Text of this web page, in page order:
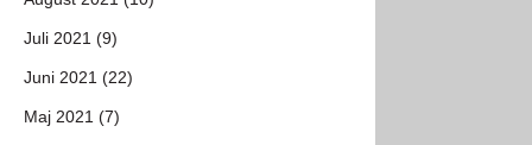
Juli 2021 (9)
Juni 2021 (22)
Maj 2021 (7)